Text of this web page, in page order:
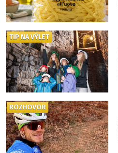
TIP NA VÝLET
ROZHOVOR